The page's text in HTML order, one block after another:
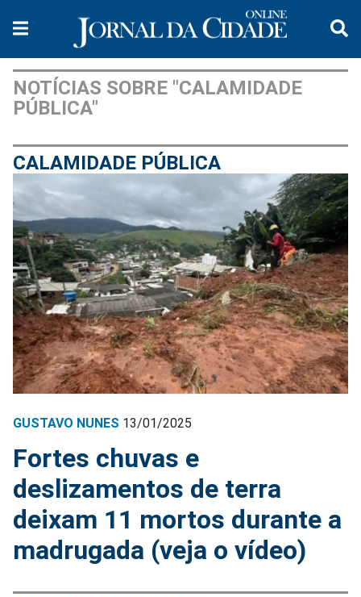
NOTÍCIAS SOBRE "CALAMIDADE
PÚBLICA"
CALAMIDADE PÚBLICA
GUSTAVO NUNES 13/01/2025
Fortes chuvas e
deslizamentos de terra
deixam 11 mortos durante a
madrugada (veja o vídeo)